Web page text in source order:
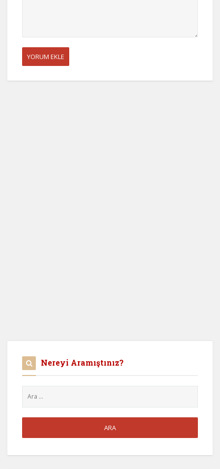
Nereyi Aramıştınız?